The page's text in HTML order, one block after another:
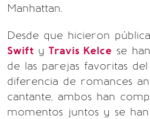
Manhattan.
Desde que hicieron
Swift y Travis Kelce se
de las parejas favoritas
diferencia de romances
cantante, ambos han
momentos juntos y se